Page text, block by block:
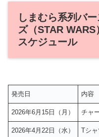
しまむら系列バ
ズ（STAR
スケジュール
発売日 内容
2026年6月15日（月） チャ
2026年4月22日（水） Tシ